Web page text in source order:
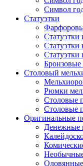
Символ
Статуэтки
Статуэтки
Статуэтки
Статуэтки
Бронзовые
Столовый
Рюмки
Столовые
Столовые
Оригинальные
Денежные